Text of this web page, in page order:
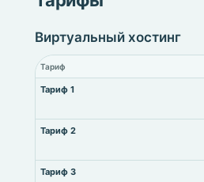
Виртуальный хостинг
Тариф
Тариф 1
Тариф 2
Тариф 3